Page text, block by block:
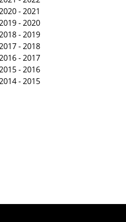
- 2021
- 2020
- 2019
- 2018
- 2017
- 2016
- 2015